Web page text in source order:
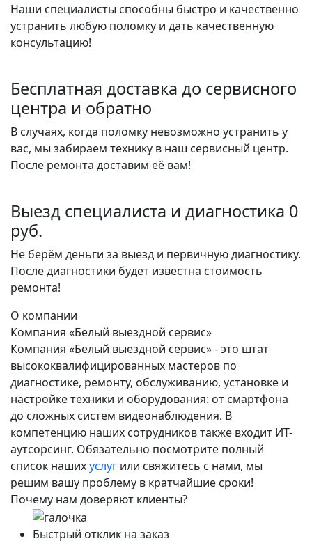
Наши специалисты способны быстро и качественно
устранить любую поломку и дать качественную
консультацию!
Бесплатная доставка до сервисного
центра и обратно
В случаях, когда поломку невозможно устранить у
вас, мы забираем технику в наш сервисный центр.
После ремонта доставим её вам!
Выезд специалиста и диагностика 0
руб.
Не берём деньги за выезд и первичную диагностику.
После диагностики будет известна стоимость
ремонта!
О компании
Компания «Белый выездной сервис»
Компания «Белый выездной сервис» - это штат
высококвалифицированных мастеров по
диагностике, ремонту, обслуживанию, установке и
настройке техники и оборудования: от смартфона
до сложных систем видеонаблюдения. В
компетенцию наших сотрудников также входит ИТ-
аутсорсинг. Обязательно посмотрите полный
список нашихуслуг или свяжитесь с нами, мы
решим вашу проблему в кратчайшие сроки!
Почему нам доверяют клиенты?
Быстрый отклик на заказ